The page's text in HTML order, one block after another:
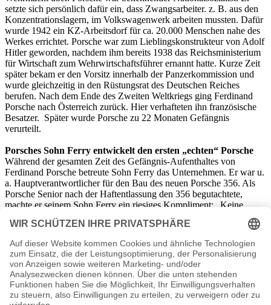
setzte sich persönlich dafür ein, dass Zwangsarbeiter. z. B. aus den
Konzentrationslagern, im Volkswagenwerk arbeiten mussten. Dafür
wurde 1942 ein KZ-Arbeitsdorf für ca. 20.000 Menschen nahe des
Werkes errichtet. Porsche war zum Lieblingskonstrukteur von Adolf
Hitler geworden, nachdem ihm bereits 1938 das Reichsministerium
für Wirtschaft zum Wehrwirtschaftsführer ernannt hatte. Kurze Zeit
später bekam er den Vorsitz innerhalb der Panzerkommission und
wurde gleichzeitig in den Rüstungsrat des Deutschen Reiches
berufen. Nach dem Ende des Zweiten Weltkriegs ging Ferdinand
Porsche nach Österreich zurück. Hier verhafteten ihn französische
Besatzer. Später wurde Porsche zu 22 Monaten Gefängnis
verurteilt.
Porsches Sohn Ferry entwickelt den ersten „echten“ Porsche
Während der gesamten Zeit des Gefängnis-Aufenthaltes von
Ferdinand Porsche betreute Sohn Ferry das Unternehmen. Er war u.
a. Hauptverantwortlicher für den Bau des neuen Porsche 356. Als
Porsche Senior nach der Haftentlassung den 356 begutachtete,
machte er seinem Sohn Ferry ein riesiges Kompliment: „Keine
Schraube hätte ich anders gemacht!“. Immerhin war der 356 ein
richtiges Rennauto. Das war unverkennbar.1950
wurde die Firma
Spyder 550 schrieb die sportliche Autoschmiede
Rennsportgeschichte. Der Gründer des Unternehmens, Ferdinand
Porsche, starb am30. Januar 1951in Stuttgart. Gleich zwei Museen
geben Einblick in sein außergewöhnliches Leben: das Porsche-
Museum in Stuttgart und das Porsche-Automuseum-Gmünd in
Kärnten/Österreich. Das Ausnahme-Talent von Ferdinand Porsche